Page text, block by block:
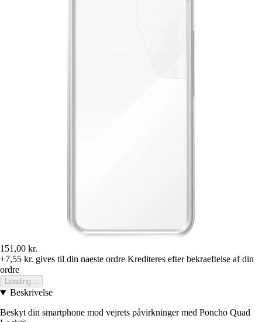
151,00 kr.
+7,55 kr. gives til din naeste ordre Krediteres efter bekraeftelse af din
ordre
Loading...
Beskrivelse
Beskyt din smartphone mod vejrets påvirkninger med Poncho Quad